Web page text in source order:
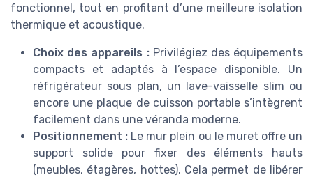
fonctionnel, tout en profitant d’une meilleure isolation
thermique et acoustique.
Choix des appareils :Privilégiez des équipements
compacts et adaptés à l’espace disponible. Un
réfrigérateur sous plan, un lave-vaisselle slim ou
encore une plaque de cuisson portable s’intègrent
facilement dans une véranda moderne.
Positionnement : Le mur plein ou le muret offre un
support solide pour fixer des éléments hauts
(meubles, étagères, hottes). Cela permet de libérer